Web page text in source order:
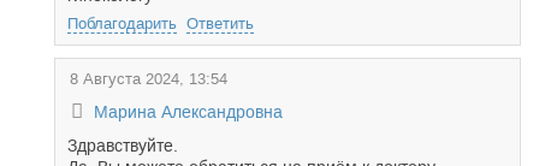
Поблагодарить Ответить
8 Августа 2024, 13:54
Марина Александровна
Здравствуйте.